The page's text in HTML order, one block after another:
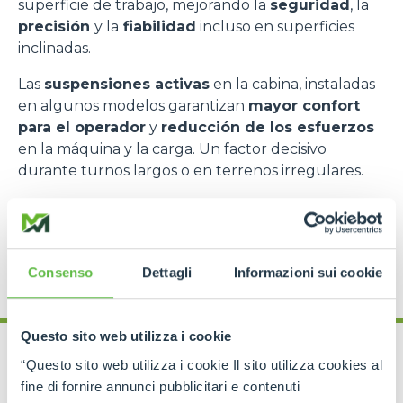
Consenso Dettagli Informazioni sui cookie
Questo sito web utilizza i cookie
“Questo sito web utilizza i cookie Il sito utilizza cookies al
fine di fornire annunci pubblicitari e contenuti
superficie de trabajo, mejorando la seguridad , la
precisión y la fiabilidad incluso en superficies
inclinadas.
Las suspensiones activas en la cabina, instaladas
en algunos modelos garantizan mayor confort
para el operador y reducción de los esfuerzos
en la máquina y la carga. Un factor decisivo
durante turnos largos o en terrenos irregulares.
trabajar también en condiciones extremas con
protección de las vibraciones. Por consiguiente,
el operador tiene elcontrol totalincluso en las
situaciones más delicadas.